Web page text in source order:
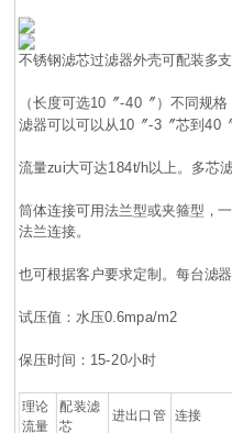
不锈钢滤芯过滤器外壳可配装多
（长度可选10〞-40〞）不同规
滤器可以可以从10〞-3〞芯到40
流量zui大可达184t/h以上。多芯
筒体连接可用法兰型或夹箍型，
法兰连接。
也可根据客户要求定制。每台滤
试压值：水压0.6mpa/m2
保压时间：15-20小时
理论
流量
配装滤
芯
进出口管 连接